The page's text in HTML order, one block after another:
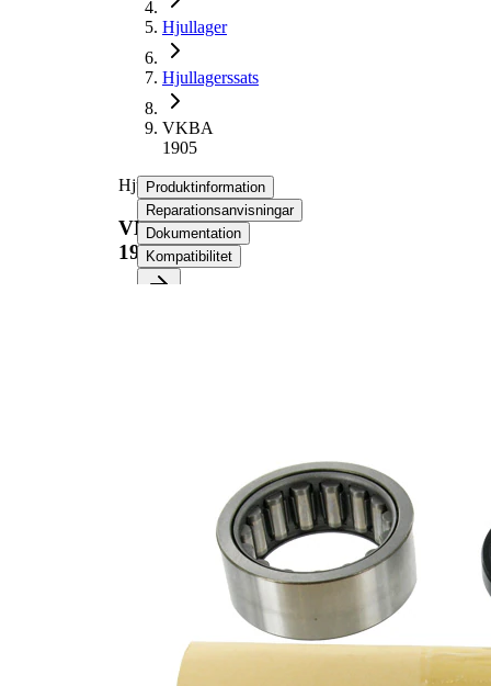
Hjullager
Hjullagerssats
VKBA
1905
Hjullagerssats
VKBA
1905
Produktinformation
Reparationsanvisningar
Dokumentation
Kompatibilitet
Produktlista
Artikelnamn Artikelnummer Antal
SKF01418
1
SKF03489
1
SKF04383